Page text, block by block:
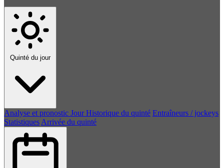
Quinté du jour
Analyse et pronostic Jour Historique du quinté Entraîneurs / jockeys
Statistiques Arrivée du quinté